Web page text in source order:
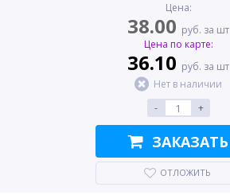
Цена:
38.00 руб. за шт
Цена по карте:
36.10 руб. за шт
Нет в наличии
-
+
ЗАКАЗАТЬ
ОТЛОЖИТЬ